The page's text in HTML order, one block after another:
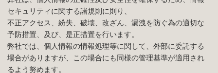
セキュリティに関する諸規則に則り、
不正アクセス、紛失、破壊、改ざん、漏洩を防ぐ為の適切な
予防措置、及び、是正措置を行います。
弊社では、個人情報の情報処理等に関して、外部に委託する
場合がありますが、この場合にも同様の管理基準が適用され
るよう努めます。